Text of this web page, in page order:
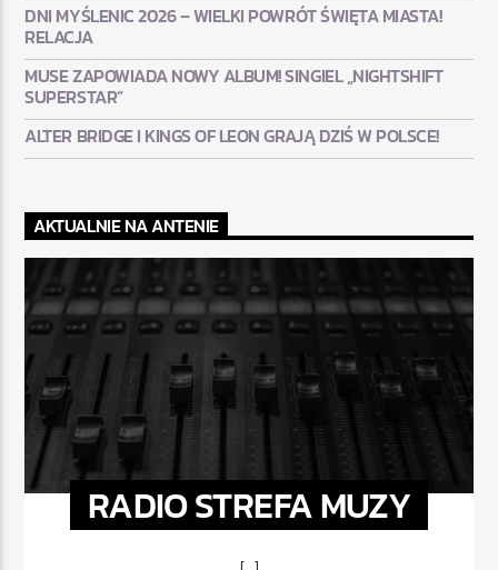
DNI MYŚLENIC 2026 – WIELKI POWRÓT ŚWIĘTA MIASTA!
RELACJA
MUSE ZAPOWIADA NOWY ALBUM! SINGIEL „NIGHTSHIFT
SUPERSTAR”
ALTER BRIDGE I KINGS OF LEON GRAJĄ DZIŚ W POLSCE!
AKTUALNIE NA ANTENIE
RADIO STREFA MUZY